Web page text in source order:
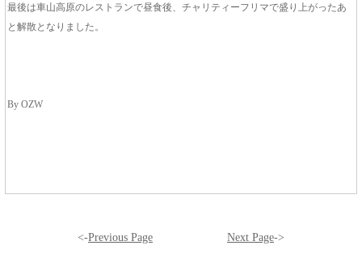
最後は車山高原のレストランで昼食後、チャリティーフリマで盛り上がったあ
と解散となりました。
By OZW
<-Previous Page Next Page->